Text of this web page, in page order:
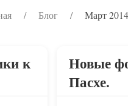
Блог Март
к
Новые
Пасхе.